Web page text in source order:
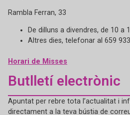
Rambla Ferran, 33
De dilluns a divendres, de 10 a
Altres dies, telefonar al 659
Horari de Misses
Butlletí electrònic
Apuntat per rebre tota l’actualitat i
directament a la teva bústia de